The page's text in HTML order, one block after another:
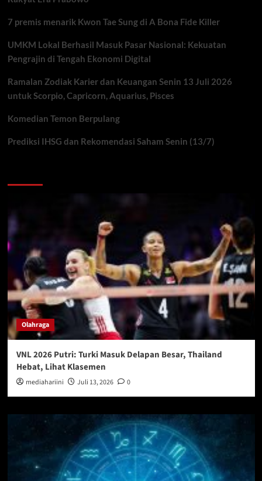
7 premis menarik Kwon Tae Sung di A Bona Fide Killer
UMKM Lokal Berhasil Masuk Pasar Nasional: Kekuatan
Pengrajin di Tengah Ekonomi Digital
Ramalan Zodiak Karier dan Keuangan Senin 13 Juli 2026
untuk Scorpio, Capricorn, Aquarius, Pisces
Komedian Temon Berpulang
Prediksi IHSG dan Rekomendasi Saham Senin (13/7)
Olahraga
VNL 2026 Putri: Turki Masuk Delapan Besar, Thailand
Hebat, Lihat Klasemen
mediahariini Juli 13, 2026 0